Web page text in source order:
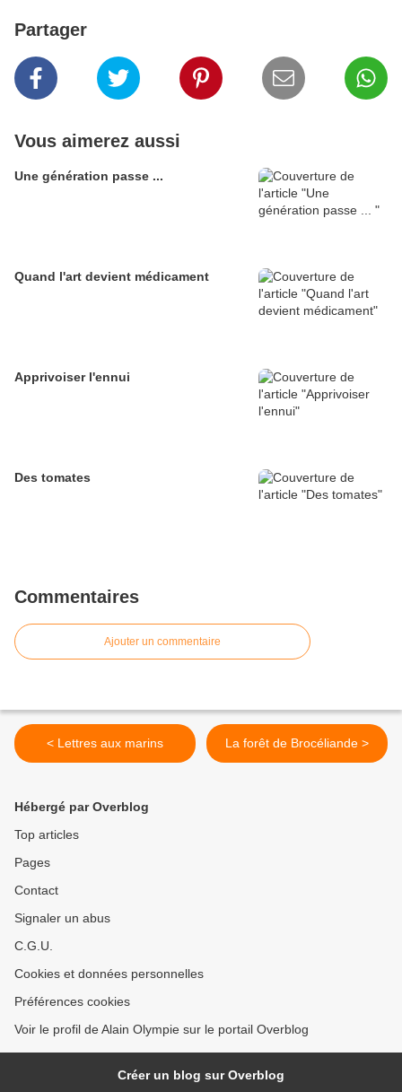
Partager
Vous aimerez aussi
Une génération passe ...
Quand l'art devient médicament
Apprivoiser l'ennui
Des tomates
Commentaires
Ajouter un commentaire
< Lettres aux marins La forêt de Brocéliande >
Hébergé par Overblog
Top articles
Pages
Contact
Signaler un abus
C.G.U.
Cookies et données personnelles
Préférences cookies
Voir le profil de Alain Olympie sur le portail Overblog
Créer un blog sur Overblog